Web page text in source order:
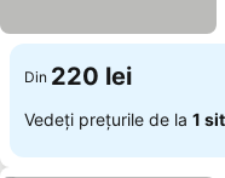
Din 220 lei
Vedeți prețurile de la 1